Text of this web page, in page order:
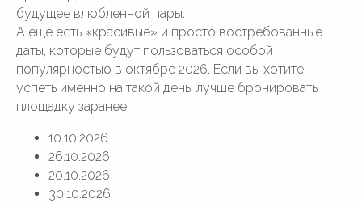
будущее влюбленной пары.
А еще есть «красивые» и просто востребованные
даты, которые будут пользоваться особой
популярностью в октябре 2026. Если вы хотите
успеть именно на такой день, лучше бронировать
площадку заранее.
10.10.2026
26.10.2026
20.10.2026
30.10.2026